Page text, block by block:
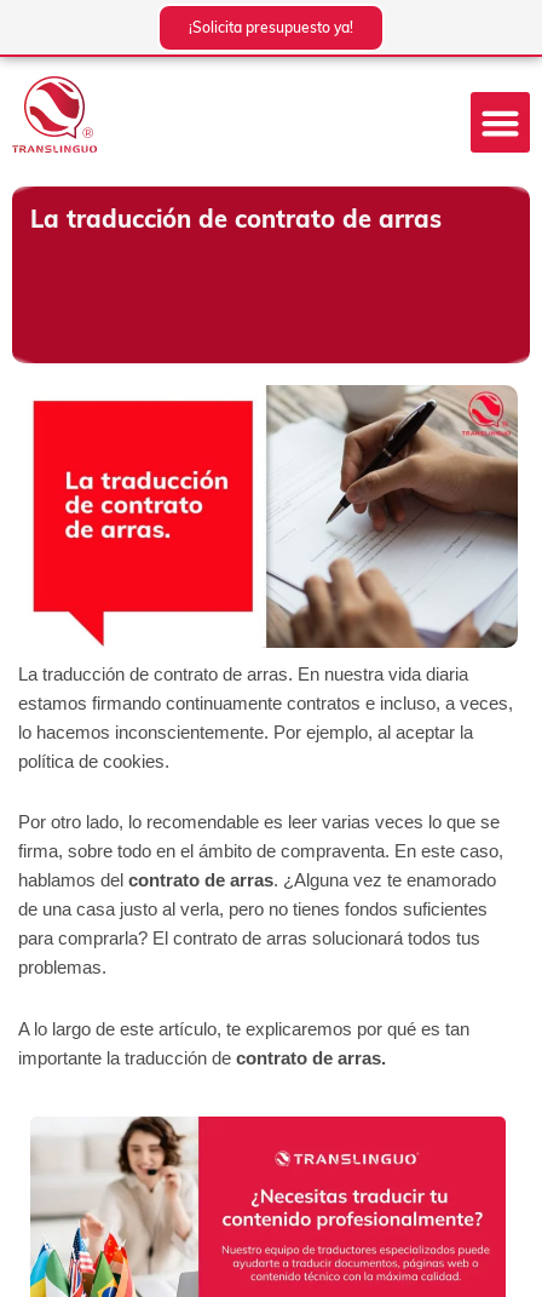
contenido
¡Solicita presupuesto ya!
La traducción de contrato de arras
La traducción de contrato de arras. En nuestra vida diaria
estamos firmando continuamente contratos e incluso, a veces,
lo hacemos inconscientemente. Por ejemplo, al aceptar la
política de cookies.
Por otro lado, lo recomendable es leer varias veces lo que se
firma, sobre todo en el ámbito de compraventa. En este caso,
hablamos del contrato de arras. ¿Alguna vez te enamorado
de una casa justo al verla, pero no tienes fondos suficientes
para comprarla? El contrato de arras solucionará todos tus
problemas.
A lo largo de este artículo, te explicaremos por qué es tan
importante la traducción de contrato de arras.